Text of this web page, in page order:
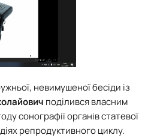
невимушеної бесіди із
поділився власним
сонографії органів статевої
репродуктивного циклу.